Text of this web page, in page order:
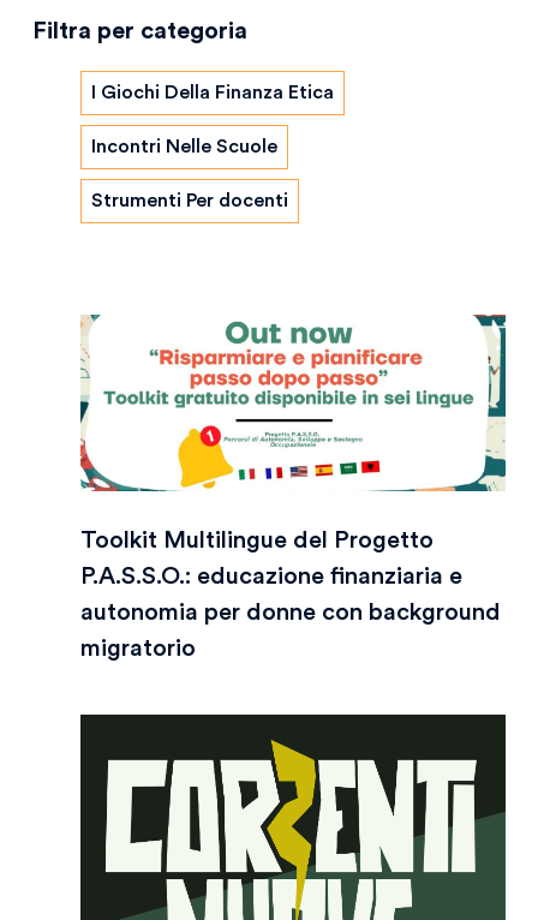
Filtra per categoria
I Giochi Della Finanza Etica
Incontri Nelle Scuole
Strumenti Per docenti
Toolkit Multilingue del Progetto
P.A.S.S.O.: educazione finanziaria e
autonomia per donne con background
migratorio